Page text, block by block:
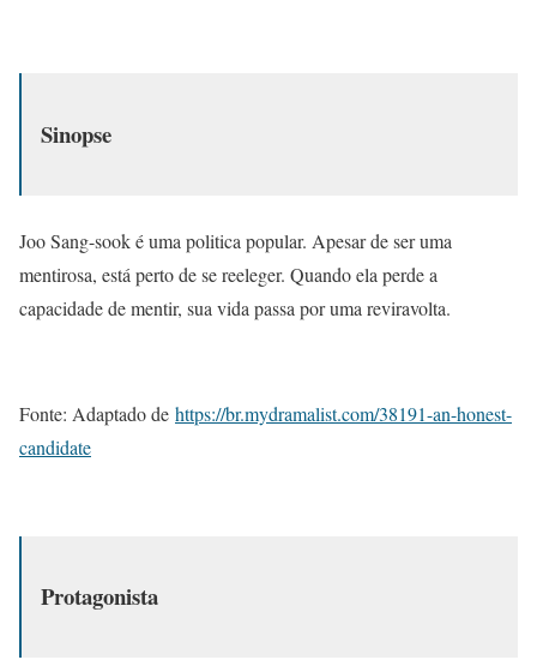
Sinopse
Joo Sang-sook é uma politica popular. Apesar de ser uma
mentirosa, está perto de se reeleger. Quando ela perde a
capacidade de mentir, sua vida passa por uma reviravolta.
Fonte: Adaptado de https://br.mydramalist.com/38191-an-honest-
candidate
Protagonista